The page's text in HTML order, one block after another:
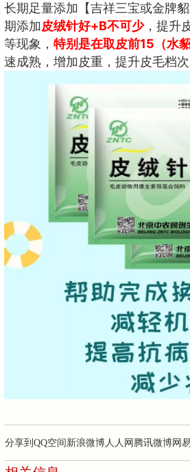
长期足量添加【吉祥三宝或金牌貂
期添加皮绒针好+B不可少，提升
等现象， 特别是在取皮前15（水
速成熟，增加皮重，提升皮毛档次
分享到 QQ空间 新浪微博人人网 腾讯微博网